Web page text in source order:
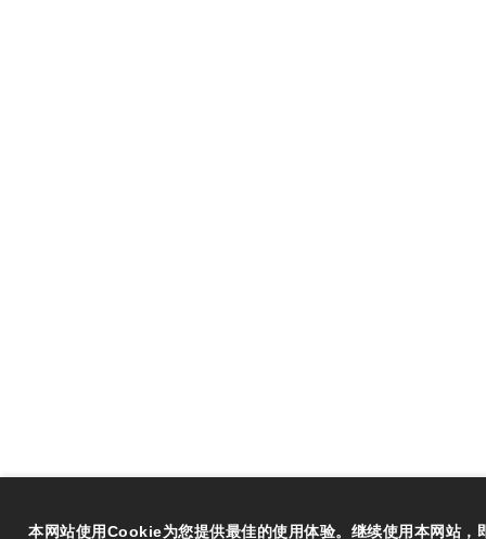
本网站使用Cookie为您提供最佳的使用体验。继续使用本网站，